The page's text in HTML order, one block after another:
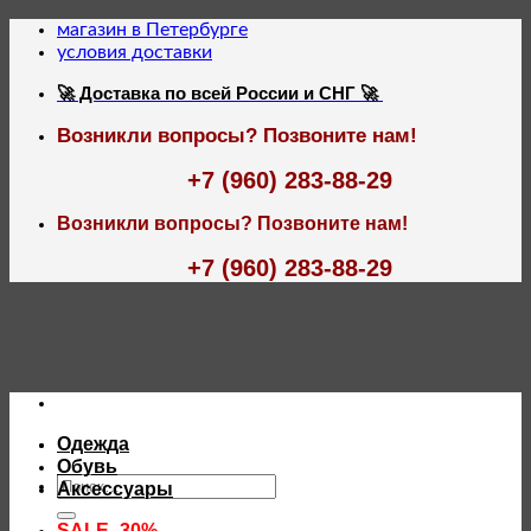
Skip
магазин в Петербурге
условия доставки
🚀 Доставка по всей России и СНГ 🚀
Возникли вопросы? Позвоните нам!
+7 (960) 283-88-29
Возникли вопросы? Позвоните нам!
+7 (960) 283-88-29
Искать:
Одежда
Обувь
Аксессуары